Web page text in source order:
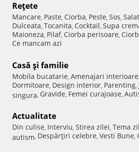
Reţete
Mancare, Paste, Ciorba, Peste, Sos,
Dulceata, Tocanita, Cocktail, Supa
Maioneza, Pilaf, Ciorba perisoare,
Ce mancam azi
Casă şi familie
Mobila bucatarie, Amenajari interioare,
Dormitoare, Design interior, Parenting,
singura, Gravide, Femei curajoase,
Actualitate
Din culise, Interviu, Stirea zilei, Tema
autism, Despărţiri celebre, Vesti Bune,